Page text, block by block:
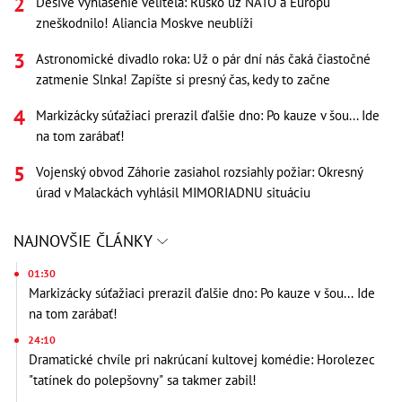
zneškodnilo! Aliancia Moskve neublíži
Astronomické divadlo roka: Už o pár dní nás čaká čiastočné
zatmenie Slnka! Zapíšte si presný čas, kedy to začne
Markizácky súťažiaci prerazil ďalšie dno: Po kauze v šou... Ide
na tom zarábať!
Vojenský obvod Záhorie zasiahol rozsiahly požiar: Okresný
úrad v Malackách vyhlásil MIMORIADNU situáciu
NAJNOVŠIE ČLÁNKY
01:30
Markizácky súťažiaci prerazil ďalšie dno: Po kauze v šou... Ide
na tom zarábať!
24:10
Dramatické chvíle pri nakrúcaní kultovej komédie: Horolezec
"tatínek do polepšovny" sa takmer zabil!